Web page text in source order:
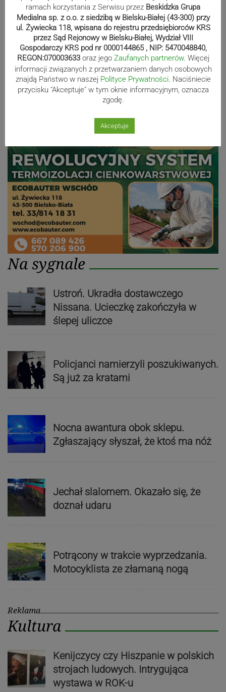
wystartują w Rajdzie Rzeszowskim
80-lecie Soły Kobiernice. Będzie się
działo! SZCZEGÓŁOWY PROGRAM
Na sygnale
Ustroń. Ukradła dostawczego
Nissana. Ucieczkę zakończyła w
ślepej uliczce
Policjanci namierzyli poszukiwanych.
Są już za kratami
Nocna awantura obok sklepu.
Zgłaszający słyszał, że ktoś ma nóż
Jechał slalomem. Okazało się, że
doznał udaru
Potrącony w trakcie wyprzedzania.
Motocyklista ze złamaną nogą
Reklama
Kultura
Kenijczycy czy Hiszpanie w polskich
strojach ludowych. Intrygująca
wystawa w ROK-u
ramach korzystania z Serwisu przez Beskidzka Grupa
Medialna sp. z o.o. z siedzibą w Bielsku-Białej (43-300) przy
ul. Żywiecka 118, wpisana do rejestru przedsiębiorców KRS
przez Sąd Rejonowy w Bielsku-Białej, Wydział VIII
Gospodarczy KRS pod nr 0000144865 , NIP: 5470048840,
REGON:070003633 oraz jego Zaufanych partnerów. Więcej
informacji związanych z przetwarzaniem danych osobowych
znajdą Państwo w naszej Polityce Prywatności. Naciśniecie
przycisku "Akceptuje" w tym oknie informacyjnym, oznacza
zgodę.
Akceptuje